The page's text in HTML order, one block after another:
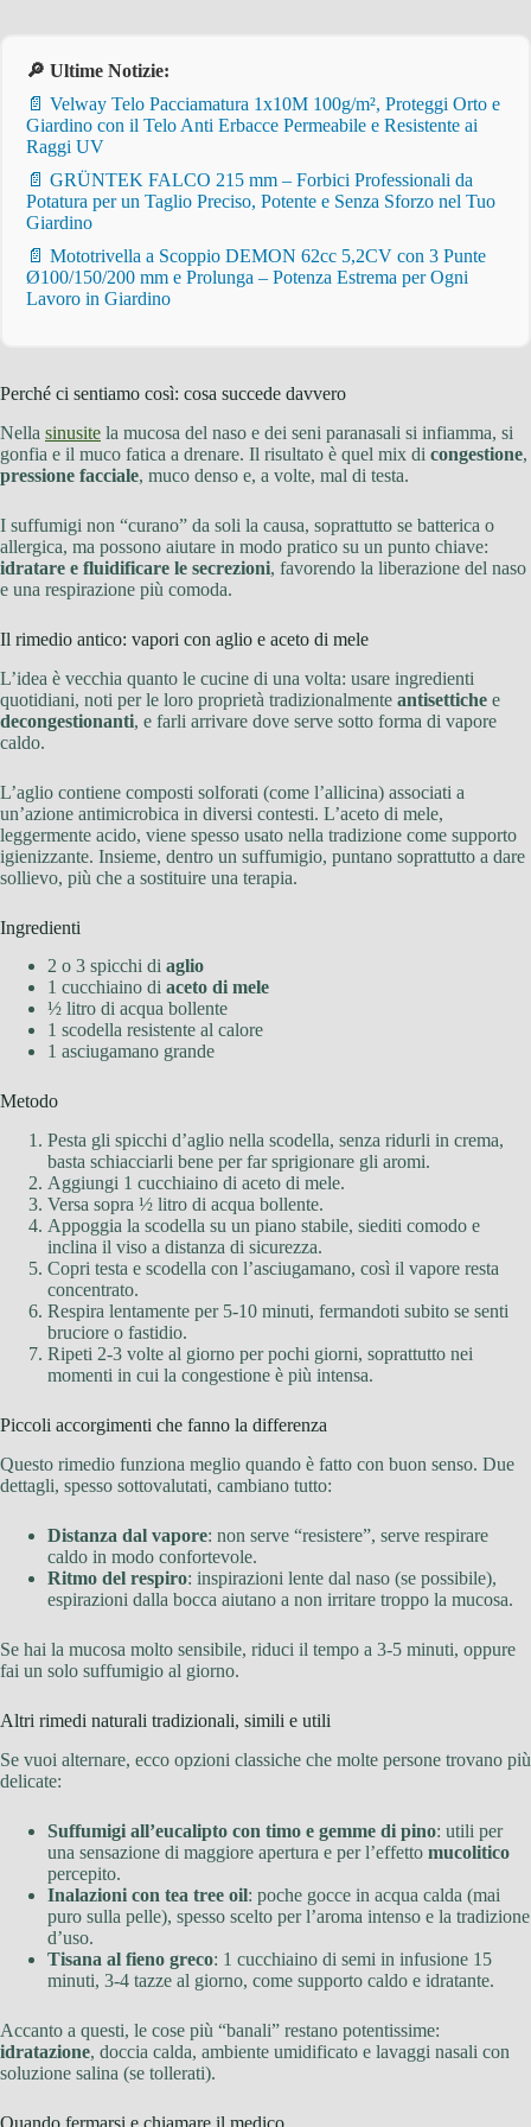
🔎 Ultime Notizie:
📄 Velway Telo Pacciamatura 1x10M 100g/m², Proteggi Orto e
Giardino con il Telo Anti Erbacce Permeabile e Resistente ai
Raggi UV
📄 GRÜNTEK FALCO 215 mm – Forbici Professionali da
Potatura per un Taglio Preciso, Potente e Senza Sforzo nel Tuo
Giardino
📄 Mototrivella a Scoppio DEMON 62cc 5,2CV con 3 Punte
Ø100/150/200 mm e Prolunga – Potenza Estrema per Ogni
Lavoro in Giardino
Perché ci sentiamo così: cosa succede davvero
Nella sinusite la mucosa del naso e dei seni paranasali si infiamma, si
gonfia e il muco fatica a drenare. Il risultato è quel mix di congestione,
pressione facciale, muco denso e, a volte, mal di testa.
I suffumigi non “curano” da soli la causa, soprattutto se batterica o
allergica, ma possono aiutare in modo pratico su un punto chiave:
idratare e fluidificare le secrezioni, favorendo la liberazione del naso
e una respirazione più comoda.
Il rimedio antico: vapori con aglio e aceto di mele
L’idea è vecchia quanto le cucine di una volta: usare ingredienti
quotidiani, noti per le loro proprietà tradizionalmente antisettiche e
decongestionanti, e farli arrivare dove serve sotto forma di vapore
caldo.
L’aglio contiene composti solforati (come l’allicina) associati a
un’azione antimicrobica in diversi contesti. L’aceto di mele,
leggermente acido, viene spesso usato nella tradizione come supporto
igienizzante. Insieme, dentro un suffumigio, puntano soprattutto a dare
sollievo, più che a sostituire una terapia.
Ingredienti
2 o 3 spicchi di aglio
1 cucchiaino di aceto di mele
½ litro di acqua bollente
1 scodella resistente al calore
1 asciugamano grande
Metodo
Pesta gli spicchi d’aglio nella scodella, senza ridurli in crema,
basta schiacciarli bene per far sprigionare gli aromi.
Aggiungi 1 cucchiaino di aceto di mele.
Versa sopra ½ litro di acqua bollente.
Appoggia la scodella su un piano stabile, siediti comodo e
inclina il viso a distanza di sicurezza.
Copri testa e scodella con l’asciugamano, così il vapore resta
concentrato.
Respira lentamente per 5-10 minuti, fermandoti subito se senti
bruciore o fastidio.
Ripeti 2-3 volte al giorno per pochi giorni, soprattutto nei
momenti in cui la congestione è più intensa.
Piccoli accorgimenti che fanno la differenza
Questo rimedio funziona meglio quando è fatto con buon senso. Due
dettagli, spesso sottovalutati, cambiano tutto:
Distanza dal vapore: non serve “resistere”, serve respirare
caldo in modo confortevole.
Ritmo del respiro: inspirazioni lente dal naso (se possibile),
espirazioni dalla bocca aiutano a non irritare troppo la mucosa.
Se hai la mucosa molto sensibile, riduci il tempo a 3-5 minuti, oppure
fai un solo suffumigio al giorno.
Altri rimedi naturali tradizionali, simili e utili
Se vuoi alternare, ecco opzioni classiche che molte persone trovano più
delicate:
Suffumigi all’eucalipto con timo e gemme di pino: utili per
una sensazione di maggiore apertura e per l’effetto mucolitico
percepito.
Inalazioni con tea tree oil: poche gocce in acqua calda (mai
puro sulla pelle), spesso scelto per l’aroma intenso e la tradizione
d’uso.
Tisana al fieno greco: 1 cucchiaino di semi in infusione 15
minuti, 3-4 tazze al giorno, come supporto caldo e idratante.
Accanto a questi, le cose più “banali” restano potentissime:
idratazione, doccia calda, ambiente umidificato e lavaggi nasali con
soluzione salina (se tollerati).
Quando fermarsi e chiamare il medico